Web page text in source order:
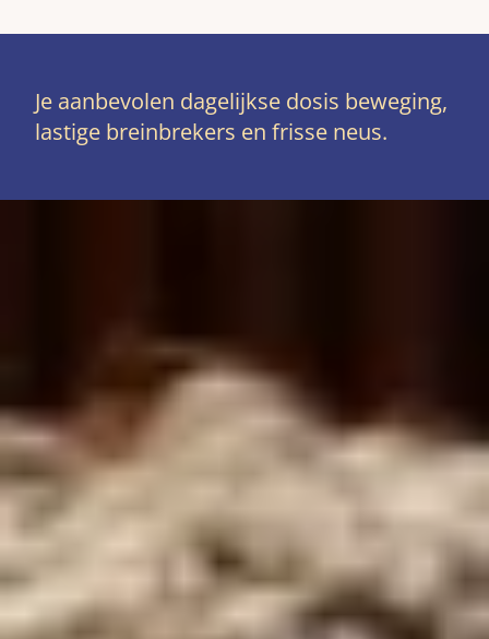
Je aanbevolen dagelijkse dosis beweging,
lastige breinbrekers en frisse neus.